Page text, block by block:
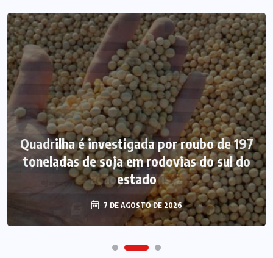
Quadrilha é investigada por roubo de 197
toneladas de soja em rodovias do sul do
estado
7 DE AGOSTO DE 2026